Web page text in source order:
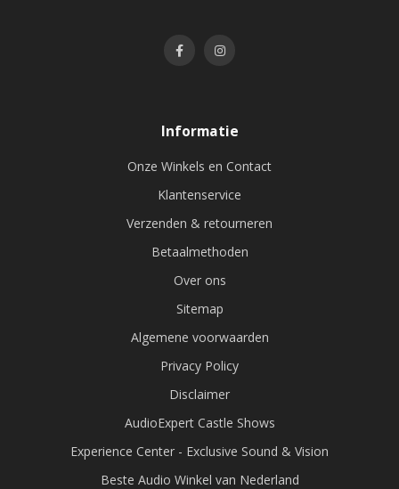
Informatie
Onze Winkels en Contact
Klantenservice
Verzenden & retourneren
Betaalmethoden
Over ons
Sitemap
Algemene voorwaarden
Privacy Policy
Disclaimer
AudioExpert Castle Shows
Experience Center - Exclusive Sound & Vision
Beste Audio Winkel van Nederland